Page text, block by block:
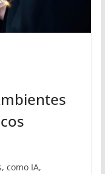
como IA,